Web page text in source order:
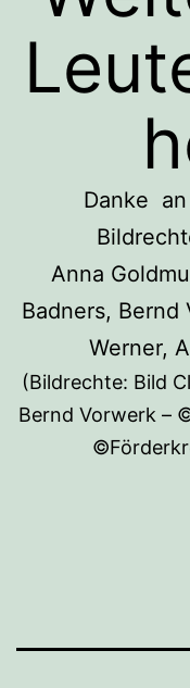
Danke
Anna
Badners, Bernd
Werner,
(Bildrechte: Bild
Bernd Vorwerk –